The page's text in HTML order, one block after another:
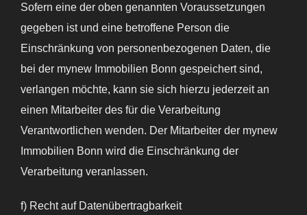
Sofern eine der oben genannten Voraussetzungen
gegeben ist und eine betroffene Person die
Einschränkung von personenbezogenen Daten, die
bei der mynew Immobilien Bonn gespeichert sind,
verlangen möchte, kann sie sich hierzu jederzeit an
einen Mitarbeiter des für die Verarbeitung
Verantwortlichen wenden. Der Mitarbeiter der mynew
Immobilien Bonn wird die Einschränkung der
Verarbeitung veranlassen.
f) Recht auf Datenübertragbarkeit